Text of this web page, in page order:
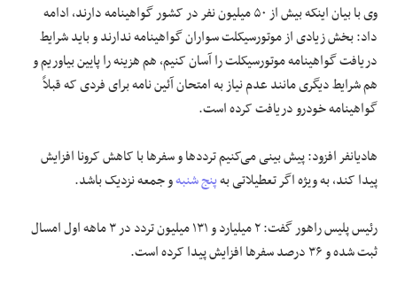
وی با بیان اینکه بیش از ۵۰ میلیون نفر در کشور گواهینامه دارند، ادامه
داد: بخش زیادی از موتورسیکلت سواران گواهینامه ندارند و باید شرایط
دریافت گواهینامه موتورسیکلت را آسان کنیم، هم هزینه را پایین بیاوریم و
هم شرایط دیگری مانند عدم نیاز به امتحان آئین نامه برای فردی که قبلاً
گواهینامه خودرو دریافت کرده است.
هادیانفر افزود: پیش بینی می‌کنیم تردد‌ها و سفر‌ها با کاهش کرونا افزایش
پیدا کند، به ویژه اگر تعطیلاتی بهپنج شنبهو جمعه نزدیک باشد.
رئیس پلیس راهور گفت: ۲ میلیارد و ۱۳۱ میلیون تردد در ۳ ماهه اول امسال
ثبت شده و ۳۶ درصد سفر‌ها افزایش پیدا کرده است.